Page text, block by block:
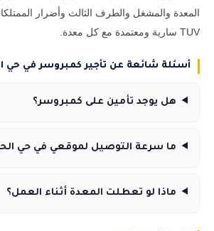
المعدة والمشغل والطرف الثالث وأضرار
TUV سارية ومعتمدة مع كل معدة.
أسئلة شائعة عن تأجير كمبروسر في حي
هل يوجد تأمين على كمبروسر؟
ما سرعة التوصيل لموقعي في حي
ماذا لو تعطلت المعدة أثناء العمل؟